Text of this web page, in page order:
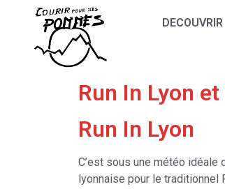
DECOUVRIR
Run In Lyon
Run In Lyon
C’est sous une météo
lyonnaise pour le traditionnel